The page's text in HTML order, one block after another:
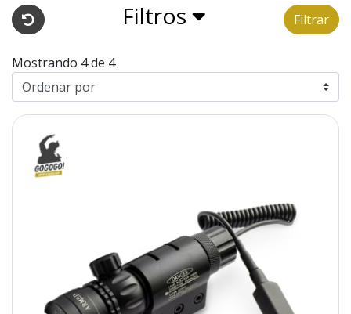
Filtros Filtrar
Mostrando 4 de 4